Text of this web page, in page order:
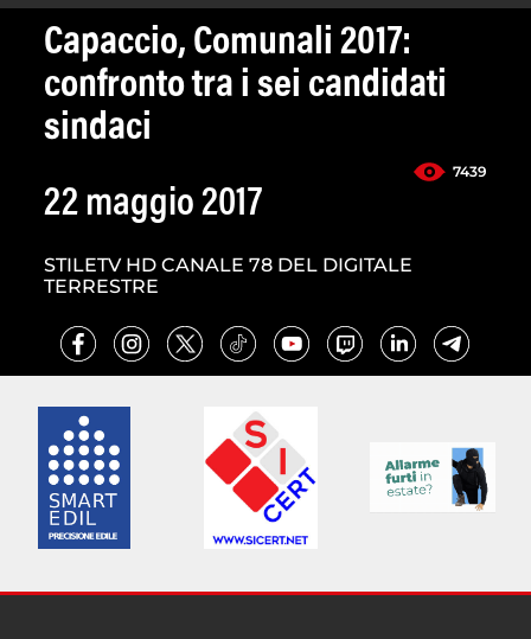
Capaccio, Comunali 2017:
confronto tra i sei candidati
sindaci
7439
22 maggio 2017
STILETV HD CANALE 78 DEL DIGITALE
TERRESTRE